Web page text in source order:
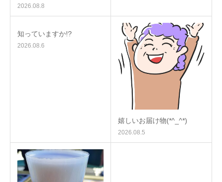
2026.08.8
知っていますか!?
2026.08.6
嬉しいお届け物(*^_^*)
2026.08.5